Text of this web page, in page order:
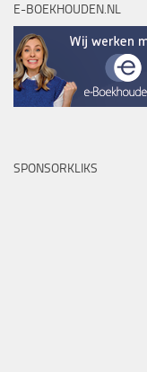
E-BOEKHOUDEN.NL
SPONSORKLIKS